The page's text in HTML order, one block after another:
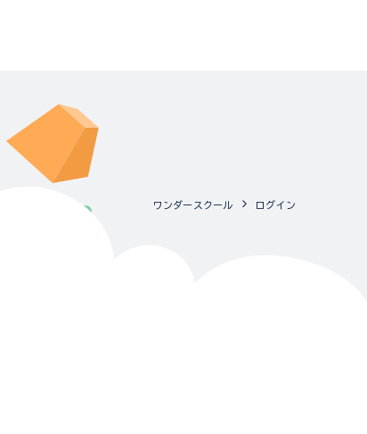
ワンダースクール ログイン